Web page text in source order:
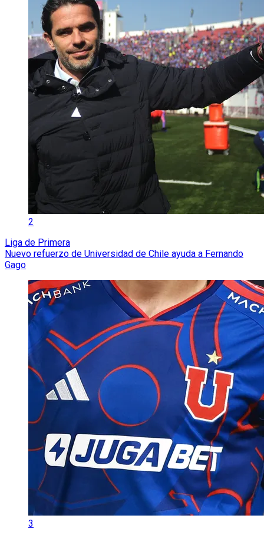
2
Liga de Primera
Nuevo refuerzo de Universidad de Chile ayuda a Fernando
Gago
3